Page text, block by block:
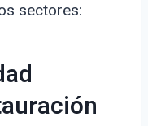
sectores: